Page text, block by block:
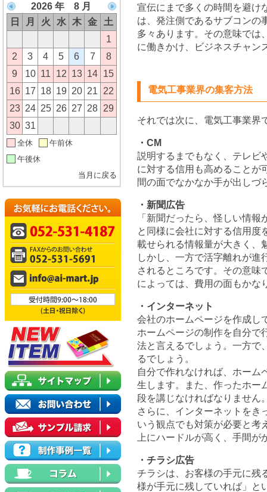
宣伝にまで多くの時間を避け
は、発注側であるサブコンの
多々あります。その意味では
に働きかけ、ビジネスチャン
電気工事業界の集客方法
それでは次に、電気工事業界
・CM
説明するまでもなく、テレビ
に対する信用も高めることが
間の面でなかなか手が出しづ
・新聞広告
「新聞だったら、怪しい情
と同様に会社に対する信用度
載せられる情報量が大きく、
しかし、一方で活字離れが進
されるところです。その意味
によっては、費用の面もかな
・インターネット
会社のホームページを作成し
ホームページの制作を自分で
法と言えるでしょう。一方で
るでしょう。
自分で作れなければ、ホーム
生します。また、作ったホー
段を講じなければなりません
さらに、インターネットをき
いう観点でも対策が必要と考
上にハードルが高く、手間
・チラシ広告
チラシは、お客様の手元に残
様が手元に残していれば」と
2026 年 8 月
日
月 火 水 木 金
土
1
2
3 4 5 6 7
8
9
10 11 12 13 14 15
16 17 18 19 20 21
22
23 24 25 26 27 28 29
30 31
全休
午前休
午後休
当月に戻る